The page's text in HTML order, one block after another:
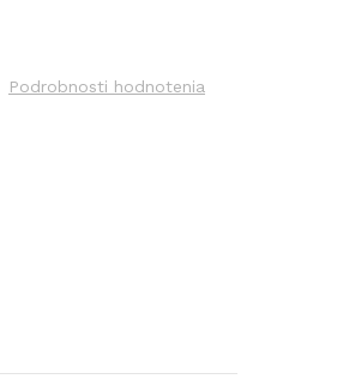
Podrobnosti hodnotenia